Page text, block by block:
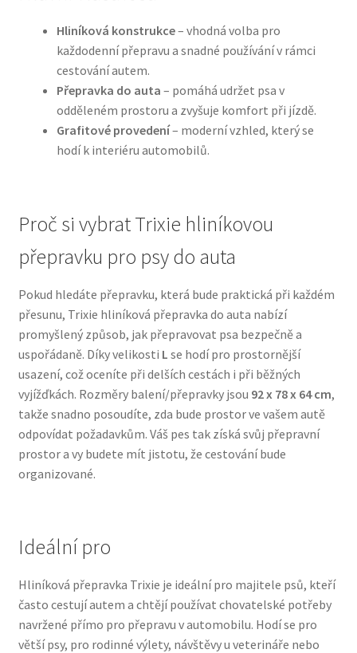
N&D Farmina pro psy — Italské holistic krmivo
Oblečky pro psy
Pamlsky pro psy
Ortopedické pelíšky
Přepravky pro psy
Purizon pro psy — Vysoký obsah masa, bez obilovin
Royal Canin pro psy
Veterinární dieta pro psy
Vodítka a obojky
Wolf of Wilderness
Hliníková konstrukce– vhodná volba pro
každodenní přepravu a snadné používání v rámci
cestování autem.
Přepravka do auta – pomáhá udržet psa v
odděleném prostoru a zvyšuje komfort při jízdě.
Grafitové provedení– moderní vzhled, který se
hodí k interiéru automobilů.
Proč si vybrat Trixie hliníkovou
přepravku pro psy do auta
Pokud hledáte přepravku, která bude praktická při každém
přesunu, Trixie hliníková přepravka do auta nabízí
promyšlený způsob, jak přepravovat psa bezpečně a
uspořádaně. Díky velikosti L se hodí pro prostornější
usazení, což oceníte při delších cestách i při běžných
vyjížďkách. Rozměry balení/přepravky jsou 92 x 78 x 64 cm,
takže snadno posoudíte, zda bude prostor ve vašem autě
odpovídat požadavkům. Váš pes tak získá svůj přepravní
prostor a vy budete mít jistotu, že cestování bude
organizované.
Ideální pro
Hliníková přepravka Trixie je ideální pro majitele psů, kteří
často cestují autem a chtějí používat chovatelské potřeby
navržené přímo pro přepravu v automobilu. Hodí se pro
větší psy, pro rodinné výlety, návštěvy u veterináře nebo